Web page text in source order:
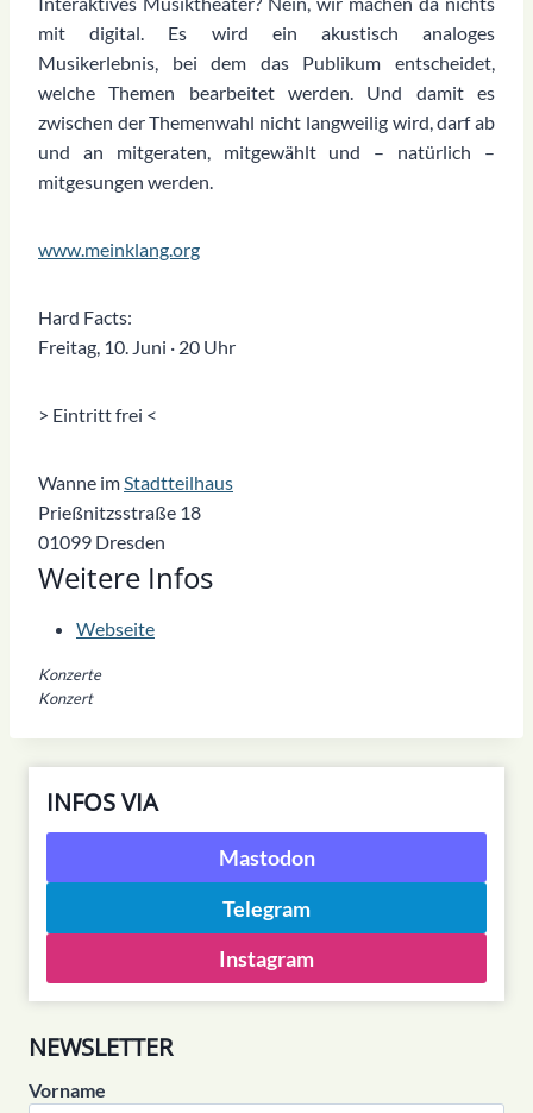
Konzerte
Konzert
Weitere Infos
Webseite
mit digital. Es wird ein akustisch analoges
Musikerlebnis, bei dem das Publikum entscheidet,
welche Themen bearbeitet werden. Und damit es
zwischen der Themenwahl nicht langweilig wird, darf ab
und an mitgeraten, mitgewählt und – natürlich –
mitgesungen werden.
www.meinklang.org
Hard Facts:
Freitag, 10. Juni · 20 Uhr
> Eintritt frei <
Wanne imStadtteilhaus
Prießnitzsstraße 18
01099 Dresden
INFOS VIA
Mastodon
Telegram
Instagram
NEWSLETTER
Vorname